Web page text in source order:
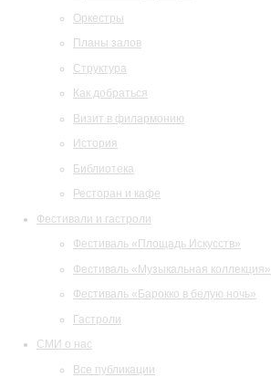
Оркестры
Планы залов
Структура
Как добраться
Визит в филармонию
История
Библиотека
Ресторан и кафе
Фестивали и гастроли
Фестиваль «Площадь Искусств»
Фестиваль «Музыкальная коллекция»
Фестиваль «Барокко в белую ночь»
Гастроли
СМИ о нас
Все публикации